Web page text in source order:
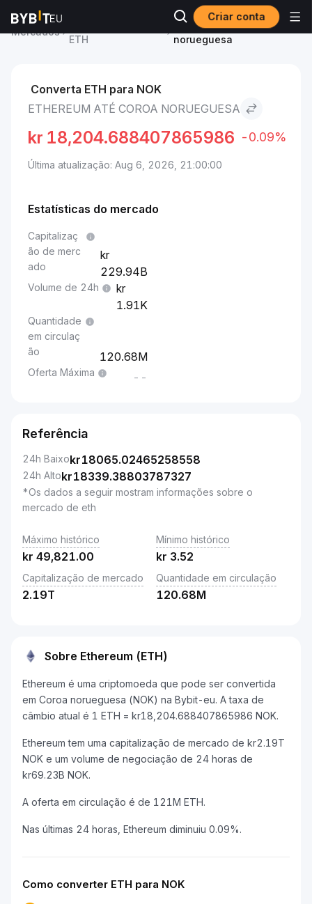
Criar conta
Mercados
ETH
Ethereum to Coroa
norueguesa
Converta ETH para NOK
ETHEREUM ATÉ COROA NORUEGUESA
kr 18,204.688407865986 -0.09%
Última atualização: Aug 6, 2026, 21:00:00
Estatísticas do mercado
Capitalizaç
ão de merc
ado
229.94B
Volume de 24h
1.91K
Quantidade
em circulaç
ão
120.68M
Oferta Máxima --
Referência
24h Baixokr18065.02465258558
24h Altokr18339.38803787327
*Os dados a seguir mostram informações sobre o
mercado de eth
Máximo histórico
kr 49,821.00
Mínimo histórico
kr 3.52
Capitalização de mercado
2.19T
Quantidade em circulação
120.68M
Sobre Ethereum (ETH)
Ethereum é uma criptomoeda que pode ser convertida
em Coroa norueguesa (NOK) na Bybit-eu. A taxa de
câmbio atual é 1 ETH = kr18,204.688407865986 NOK.
Ethereum tem uma capitalização de mercado de kr2.19T
NOK e um volume de negociação de 24 horas de
kr69.23B NOK.
A oferta em circulação é de 121M ETH.
Nas últimas 24 horas, Ethereum diminuiu 0.09%.
Como converter ETH para NOK